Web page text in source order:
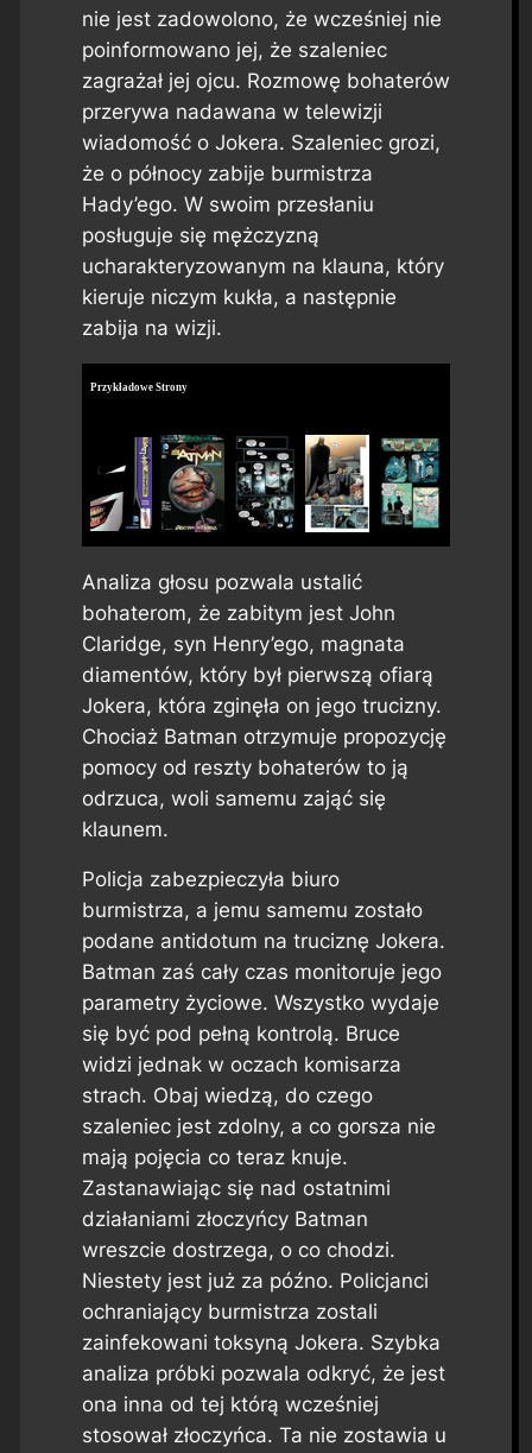
nie jest zadowolono, że wcześniej nie
poinformowano jej, że szaleniec
zagrażał jej ojcu. Rozmowę bohaterów
przerywa nadawana w telewizji
wiadomość o Jokera. Szaleniec grozi,
że o północy zabije burmistrza
Hady’ego. W swoim przesłaniu
posługuje się mężczyzną
ucharakteryzowanym na klauna, który
kieruje niczym kukła, a następnie
zabija na wizji.
Przykładowe Strony
Analiza głosu pozwala ustalić
bohaterom, że zabitym jest John
Claridge, syn Henry’ego, magnata
diamentów, który był pierwszą ofiarą
Jokera, która zginęła on jego trucizny.
Chociaż Batman otrzymuje propozycję
pomocy od reszty bohaterów to ją
odrzuca, woli samemu zająć się
klaunem.
Policja zabezpieczyła biuro
burmistrza, a jemu samemu zostało
podane antidotum na truciznę Jokera.
Batman zaś cały czas monitoruje jego
parametry życiowe. Wszystko wydaje
się być pod pełną kontrolą. Bruce
widzi jednak w oczach komisarza
strach. Obaj wiedzą, do czego
szaleniec jest zdolny, a co gorsza nie
mają pojęcia co teraz knuje.
Zastanawiając się nad ostatnimi
działaniami złoczyńcy Batman
wreszcie dostrzega, o co chodzi.
Niestety jest już za późno. Policjanci
ochraniający burmistrza zostali
zainfekowani toksyną Jokera. Szybka
analiza próbki pozwala odkryć, że jest
ona inna od tej którą wcześniej
stosował złoczyńca. Ta nie zostawia u